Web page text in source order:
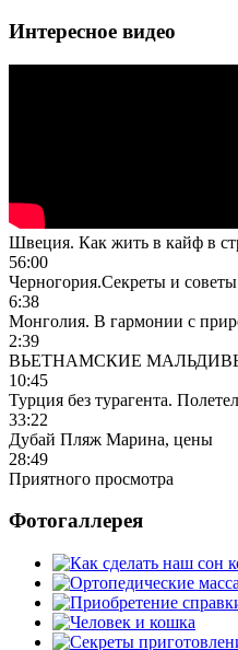
Интересное видео
Швеция. Как жить в кайф в
56:00
Черногория.Секреты и
6:38
Монголия. В гармонии с
2:39
ВЬЕТНАМСКИЕ
10:45
Турция без турагента.
33:22
Дубай Пляж Марина, цены
28:49
Приятного просмотра
Фотогаллерея